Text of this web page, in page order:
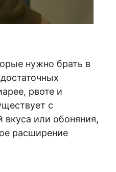
нужно брать в
рвоте и
с
или обоняния,
расширение